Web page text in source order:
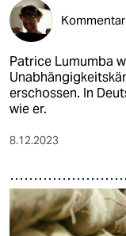
Patrice Lumumba
erschossen. In
wie er.
8.12.2023